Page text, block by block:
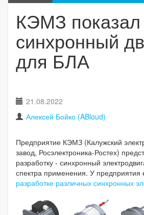
КЭМЗ показал
синхронный
для БЛА
21.08.2022
Алексей Бойко (ABloud)
Предприятие КЭМЗ (Калужский
завод, Росэлектроника-Ростех)
разработку - синхронный
спектра применения. У предприятия
разработке различных синхронных